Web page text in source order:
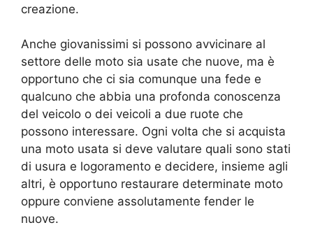
creazione.
Anche giovanissimi si possono avvicinare al
settore delle moto sia usate che nuove, ma è
opportuno che ci sia comunque una fede e
qualcuno che abbia una profonda conoscenza
del veicolo o dei veicoli a due ruote che
possono interessare. Ogni volta che si acquista
una moto usata si deve valutare quali sono stati
di usura e logoramento e decidere, insieme agli
altri, è opportuno restaurare determinate moto
oppure conviene assolutamente fender le
nuove.